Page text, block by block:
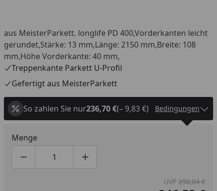
aus MeisterParkett. longlife PD 400,Vorderkanten leicht
gerundet,Stärke: 13 mm,Länge: 2150 mm,Breite: 108
mm,Höhe Vorderkante: 40 mm,
Treppenkante Parkett U-Profil
Gefertigt aus MeisterParkett
So zahlen Sie nur236,70 €(– 9,83 €) Bedingungen
Menge
Produktmenge um eins verringern
Produktmenge manuell eingeben
Produktmenge um eins erhöhen
UVP 290,04 €